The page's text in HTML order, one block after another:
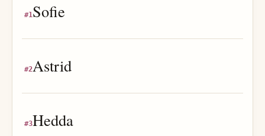
#1Sofie
#2Astrid
#3Hedda